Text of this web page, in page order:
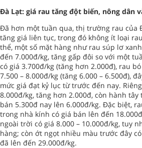
Đà Lạt: giá rau tăng đột biến, nông dân
Đã hơn một tuần qua, thị trường rau của
tăng giá liên tục, trong đó không ít loại
thể, một số mặt hàng như rau súp lơ
đến 7.000đ/kg, tăng gấp đôi so với một
có giá 3.700đ/kg (tăng hơn 2.000đ), rau
7.500 – 8.000đ/kg (tăng 6.000 – 6.500đ),
mức giá đạt kỷ lục từ trước đến nay.
8.000đ/kg, tăng hơn 2.000đ, còn hành
bán 5.300đ nay lên 6.000đ/kg. Đặc biệt,
trong nhà kính có giá bán lên đến
ngoài trời có giá 8.000 – 10.000đ/kg, tuy
hàng; còn ớt ngọt nhiều màu trước đây
đã lên đến 29.000đ/kg.